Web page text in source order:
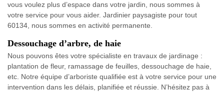
vous voulez plus d’espace dans votre jardin, nous sommes à
votre service pour vous aider. Jardinier paysagiste pour tout
60134, nous sommes en activité permanente.
Dessouchage d’arbre, de haie
Nous pouvons êtes votre spécialiste en travaux de jardinage :
plantation de fleur, ramassage de feuilles, dessouchage de haie,
etc. Notre équipe d’arboriste qualifiée est à votre service pour une
intervention dans les délais, planifiée et réussie. N’hésitez pas à